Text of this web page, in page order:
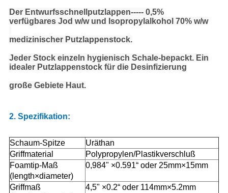
Der Entwurfsschnellputzlappen----- 0,5%
verfügbares Jod w/w und Isopropylalkohol 70% w/w
medizinischer Putzlappenstock.
Jeder Stock einzeln hygienisch Schale-bepackt. Ein
idealer Putzlappenstock für die Desinfizierung
große Gebiete Haut.
2. Spezifikation:
Schaum-Spitze
Uräthan
Griffmaterial
Polypropylen/Plastikverschluß
Foamtip-Maß
(length×diameter)
0,984" ×0.591“ oder 25mm×15mm
Griffmaß
4,5" ×0.2“ oder 114mm×5.2mm